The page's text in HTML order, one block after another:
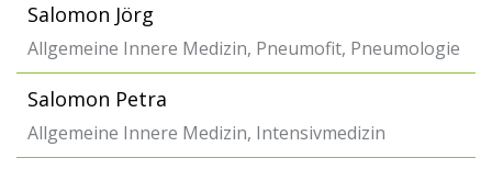
Salomon Jörg
Allgemeine Innere Medizin, Pneumofit, Pneumologie
Salomon Petra
Allgemeine Innere Medizin, Intensivmedizin